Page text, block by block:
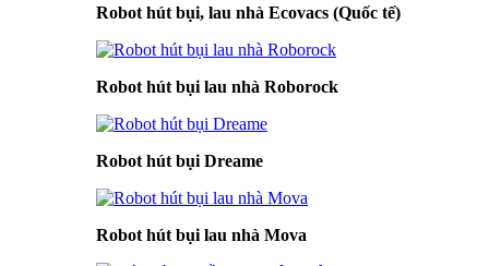
Robot hút bụi, lau nhà Ecovacs (Quốc tế)
Robot hút bụi lau nhà Roborock
Robot hút bụi Dreame
Robot hút bụi lau nhà Mova